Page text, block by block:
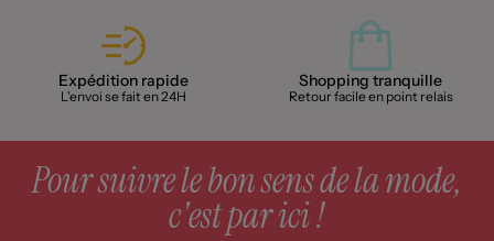
Expédition rapide
L'envoi se fait en 24H
Shopping tranquille
Retour facile en point relais
Pour suivre le bon sens de la mode,
c'est par ici !